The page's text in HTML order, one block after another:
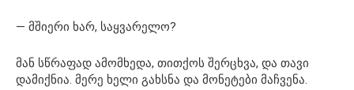
— მშიერი ხარ, საყვარელო?
მან სწრაფად ამომხედა, თითქოს შერცხვა, და თავი
დამიქნია. მერე ხელი გახსნა და მონეტები მაჩვენა.